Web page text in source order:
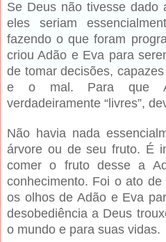
Se Deus não tivesse dado
eles seriam
fazendo o que foram
criou Adão e Eva para
de tomar decisões,
e o mal. Para que
verdadeiramente “livres”,
Não havia nada
árvore ou de seu fruto. É
comer o fruto desse a
conhecimento. Foi o ato
os olhos de Adão e Eva
desobediência a Deus
o mundo e para suas vidas.